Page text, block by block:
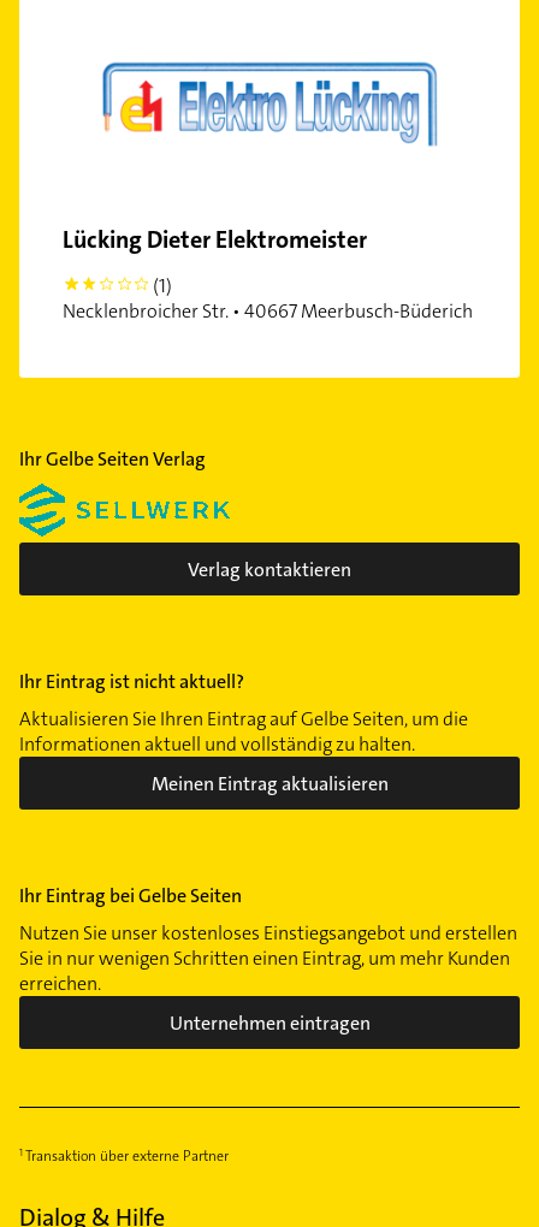
Lücking Dieter Elektromeister
2
(1)
Necklenbroicher Str. • 40667 Meerbusch-Büderich
Ihr Gelbe Seiten Verlag
Verlag kontaktieren
Ihr Eintrag ist nicht aktuell?
Aktualisieren Sie Ihren Eintrag auf Gelbe Seiten, um die
Informationen aktuell und vollständig zu halten.
Meinen Eintrag aktualisieren
Ihr Eintrag bei Gelbe Seiten
Nutzen Sie unser kostenloses Einstiegsangebot und erstellen
Sie in nur wenigen Schritten einen Eintrag, um mehr Kunden
erreichen.
Unternehmen eintragen
Transaktion über externe Partner
Dialog & Hilfe